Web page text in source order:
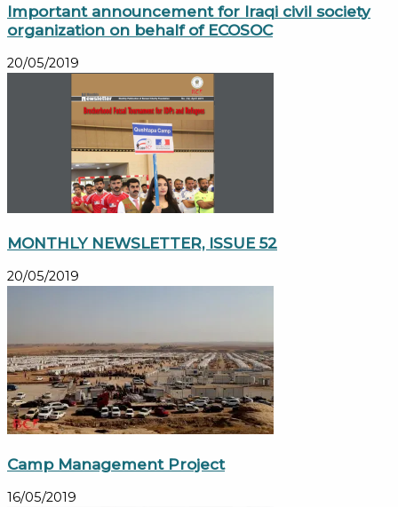
Important announcement for Iraqi civil society
organization on behalf of ECOSOC
20/05/2019
MONTHLY NEWSLETTER, ISSUE 52
20/05/2019
Camp Management Project
16/05/2019